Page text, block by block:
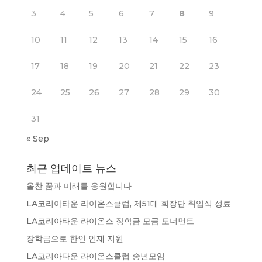
3 4 5 6 7 8 9
10 11 12 13 14 15 16
17 18 19 20 21 22 23
24 25 26 27 28 29 30
31
« Sep
최근 업데이트 뉴스
올찬 꿈과 미래를 응원합니다
LA코리아타운 라이온스클럽, 제51대 회장단 취임식 성료
LA코리아타운 라이온스 장학금 모금 토너먼트
장학금으로 한인 인재 지원
LA코리아타운 라이온스클럽 송년모임